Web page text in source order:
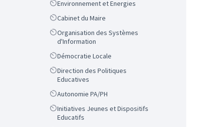
ScopeEnvironnement et Energies
ScopeCabinet du Maire
Scope
Organisation des Systèmes
d'Information
ScopeDémocratie Locale
Scope
Direction des Politiques
Educatives
ScopeAutonomie PA/PH
Scope
Initiatives Jeunes et Dispositifs
Educatifs